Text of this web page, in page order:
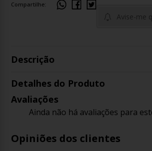
Avise-me
Compartilhe:
Descrição
Detalhes do Produto
Avaliações
Ainda não há avaliações para
Opiniões dos clientes